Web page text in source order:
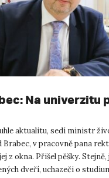
Na univerzitu
aktualitu, sedí ministr
v pracovně pana
z okna. Přišel pěšky. Stejně,
dveří, uchazeči o